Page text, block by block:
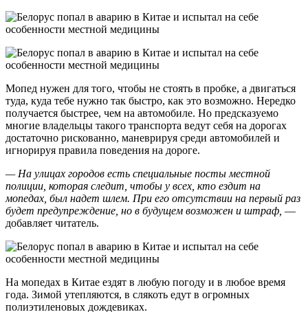
Мопед нужен для того, чтобы не стоять в пробке, а двигаться
туда, куда тебе нужно так быстро, как это возможно. Нередко
получается быстрее, чем на автомобиле. Но предсказуемо
многие владельцы такого транспорта ведут себя на дорогах
достаточно рискованно, маневрируя среди автомобилей и
игнорируя правила поведения на дороге.
— На улицах городов есть специальные посты местной
полиции, которая следит, чтобы у всех, кто ездит на
мопедах, был надет шлем. При его отсутствии на первый раз
будет предупреждение, но в будущем возможен и штраф, —
добавляет читатель.
На мопедах в Китае ездят в любую погоду и в любое время
года. Зимой утепляются, в слякоть едут в огромных
полиэтиленовых дождевиках.